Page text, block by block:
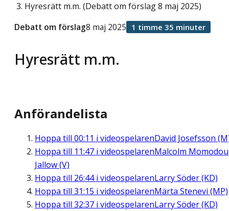
Hyresrätt m.m. (Debatt om förslag 8 maj 2025)
Hyresrätt m.m.
Debatt om förslag8 maj 2025 1 timme 35 minuter
Anförandelista
Hoppa till 00:11 i videospelarenDavid Josefsson
Hoppa till 11:47 i videospelarenMalcolm Momodou
Jallow (V)
Hoppa till 26:44i videospelarenLarry Söder (KD)
Hoppa till 31:15 i videospelarenMärta Stenevi (MP)
Hoppa till 32:37 i videospelarenLarry Söder (KD)